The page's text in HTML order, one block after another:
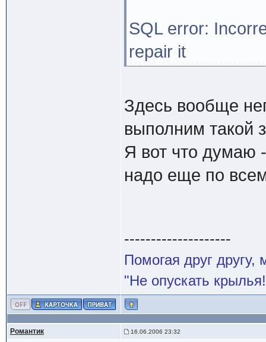
SQL error:
repair it
Здесь вообще
выполним такой
Я вот что думаю -
надо еще по
--------------------
Помогая друг
"Не опускать
Романтик 16.06.2006 23:32